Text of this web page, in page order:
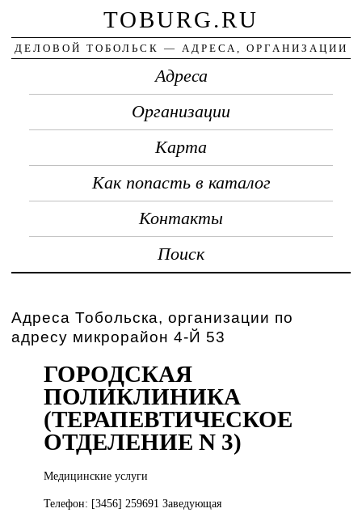
TOBURG.RU
ДЕЛОВОЙ ТОБОЛЬСК — АДРЕСА, ОРГАНИЗАЦИИ
Адреса
Организации
Карта
Как попасть в каталог
Контакты
Поиск
Адреса Тобольска, организации по
адресу микрорайон 4-Й 53
ГОРОДСКАЯ
ПОЛИКЛИНИКА
(ТЕРАПЕВТИЧЕСКОЕ
ОТДЕЛЕНИЕ N 3)
Медицинские услуги
Телефон: [3456] 259691 Заведующая